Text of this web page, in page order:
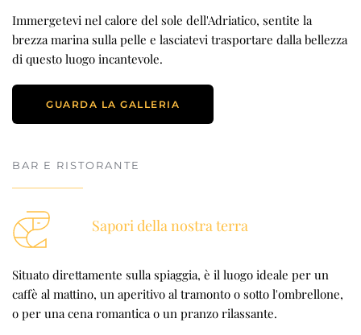
Immergetevi nel calore del sole dell'Adriatico, sentite la
brezza marina sulla pelle e lasciatevi trasportare dalla bellezza
di questo luogo incantevole.
GUARDA LA GALLERIA
BAR E RISTORANTE
Sapori della nostra terra
Situato direttamente sulla spiaggia, è il luogo ideale per un
caffè al mattino, un aperitivo al tramonto o sotto l'ombrellone,
o per una cena romantica o un pranzo rilassante.